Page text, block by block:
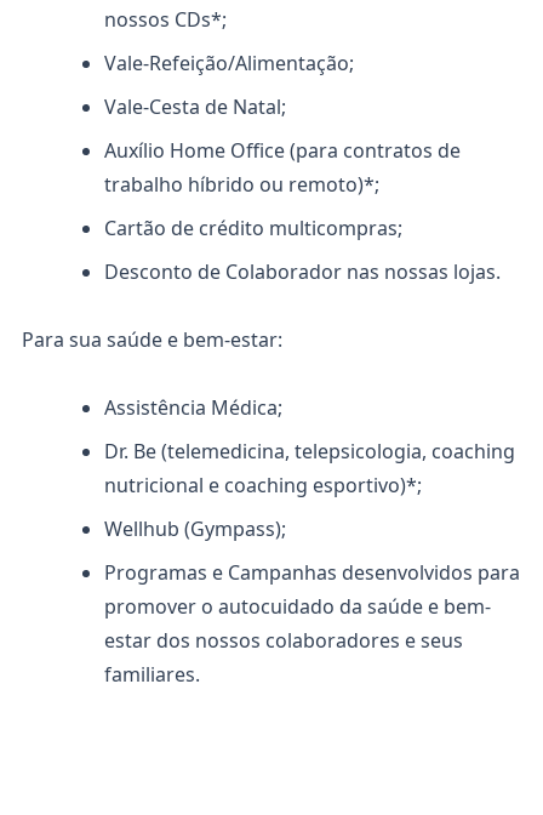
nossos CDs*;
Vale-Refeição/Alimentação;
Vale-Cesta de Natal;
Auxílio Home Office (para contratos de
trabalho híbrido ou remoto)*;
Cartão de crédito multicompras;
Desconto de Colaborador nas nossas lojas.
Para sua saúde e bem-estar:
Assistência Médica;
Dr. Be (telemedicina, telepsicologia, coaching
nutricional e coaching esportivo)*;
Wellhub (Gympass);
Programas e Campanhas desenvolvidos para
promover o autocuidado da saúde e bem-
estar dos nossos colaboradores e seus
familiares.